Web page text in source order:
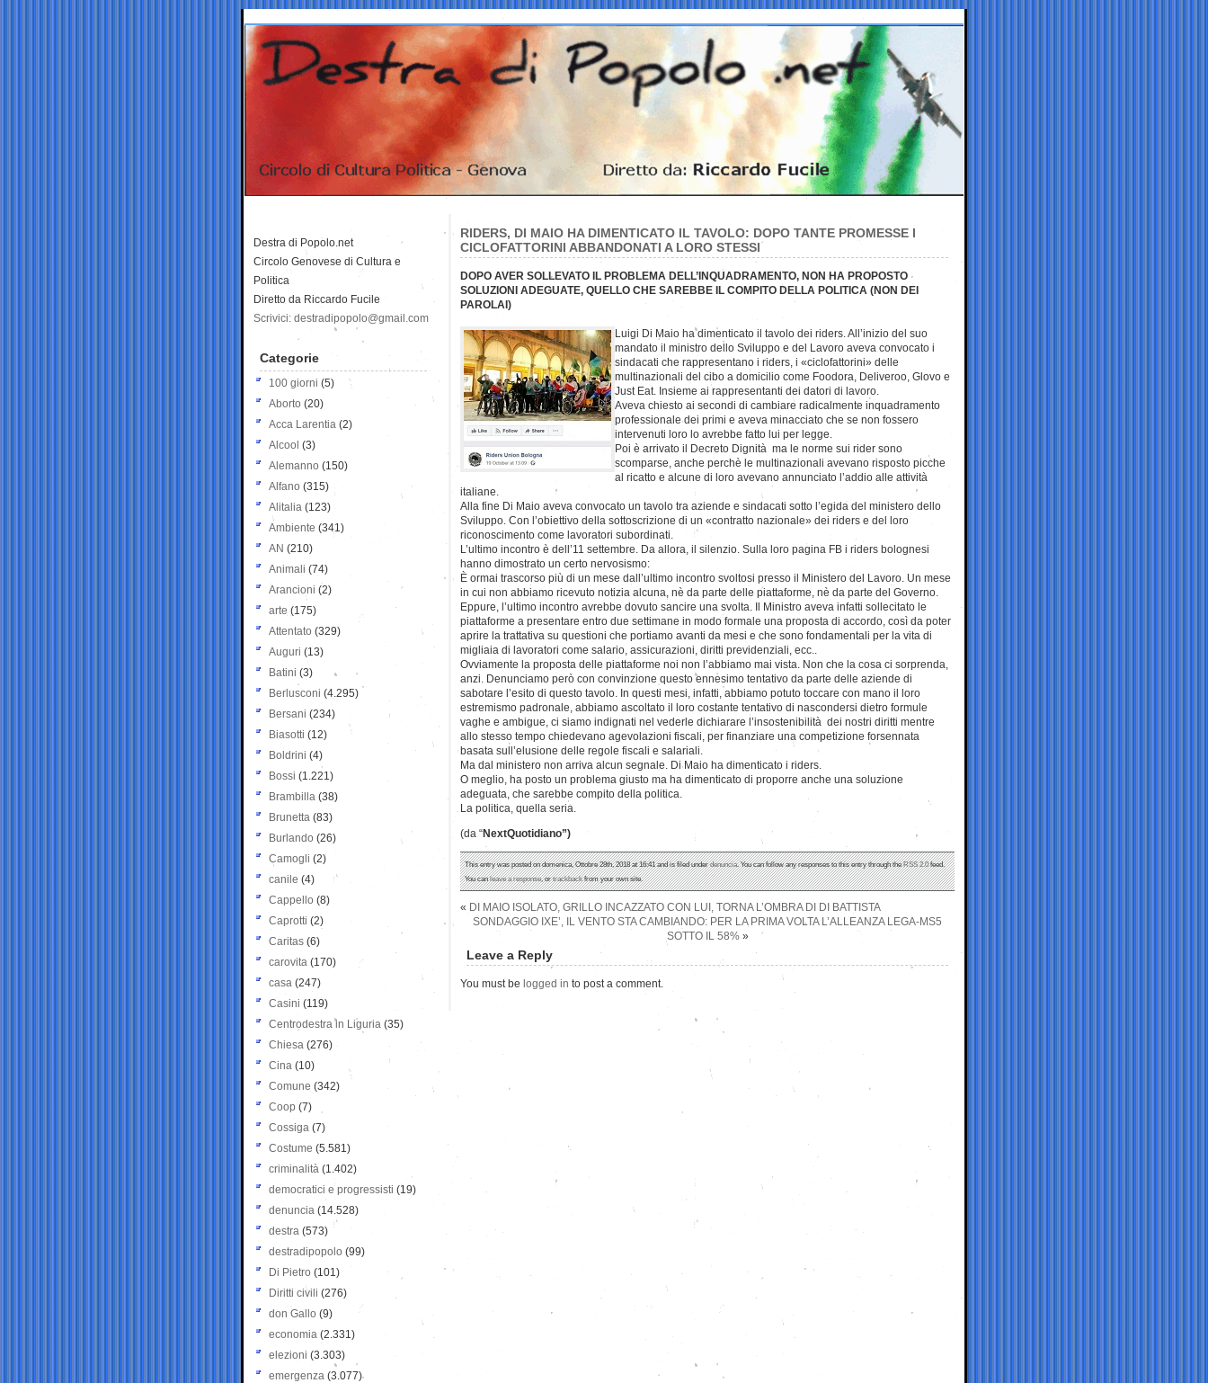
RIDERS, DI MAIO HA DIMENTICATO IL TAVOLO: DOPO TANTE PROMESSE I
CICLOFATTORINI ABBANDONATI A LORO STESSI
DOPO AVER SOLLEVATO IL PROBLEMA DELL’INQUADRAMENTO, NON HA PROPOSTO
SOLUZIONI ADEGUATE, QUELLO CHE SAREBBE IL COMPITO DELLA POLITICA (NON DEI
PAROLAI)
Luigi Di Maio ha dimenticato il tavolo dei riders. All’inizio del suo
mandato il ministro dello Sviluppo e del Lavoro aveva convocato i
sindacati che rappresentano i riders, i «ciclofattorini» delle
multinazionali del cibo a domicilio come Foodora, Deliveroo, Glovo e
Just Eat. Insieme ai rappresentanti dei datori di lavoro.
Aveva chiesto ai secondi di cambiare radicalmente inquadramento
professionale dei primi e aveva minacciato che se non fossero
intervenuti loro lo avrebbe fatto lui per legge.
Poi è arrivato il Decreto Dignità ma le norme sui rider sono
scomparse, anche perchè le multinazionali avevano risposto picche
al ricatto e alcune di loro avevano annunciato l’addio alle attività
italiane.
Alla fine Di Maio aveva convocato un tavolo tra aziende e sindacati sotto l’egida del ministero dello
Sviluppo. Con l’obiettivo della sottoscrizione di un «contratto nazionale» dei riders e del loro
riconoscimento come lavoratori subordinati.
L’ultimo incontro è dell’11 settembre. Da allora, il silenzio. Sulla loro pagina FB i riders bolognesi
hanno dimostrato un certo nervosismo:
È ormai trascorso più di un mese dall’ultimo incontro svoltosi presso il Ministero del Lavoro. Un mese
in cui non abbiamo ricevuto notizia alcuna, nè da parte delle piattaforme, nè da parte del Governo.
Eppure, l’ultimo incontro avrebbe dovuto sancire una svolta. Il Ministro aveva infatti sollecitato le
piattaforme a presentare entro due settimane in modo formale una proposta di accordo, così da poter
aprire la trattativa su questioni che portiamo avanti da mesi e che sono fondamentali per la vita di
migliaia di lavoratori come salario, assicurazioni, diritti previdenziali, ecc..
Ovviamente la proposta delle piattaforme noi non l’abbiamo mai vista. Non che la cosa ci sorprenda,
anzi. Denunciamo però con convinzione questo ennesimo tentativo da parte delle aziende di
sabotare l’esito di questo tavolo. In questi mesi, infatti, abbiamo potuto toccare con mano il loro
estremismo padronale, abbiamo ascoltato il loro costante tentativo di nascondersi dietro formule
vaghe e ambigue, ci siamo indignati nel vederle dichiarare l’insostenibilità dei nostri diritti mentre
allo stesso tempo chiedevano agevolazioni fiscali, per finanziare una competizione forsennata
basata sull’elusione delle regole fiscali e salariali.
Ma dal ministero non arriva alcun segnale. Di Maio ha dimenticato i riders.
O meglio, ha posto un problema giusto ma ha dimenticato di proporre anche una soluzione
adeguata, che sarebbe compito della politica.
La politica, quella seria.
(da “NextQuotidiano”)
This entry was posted on domenica, Ottobre 28th, 2018 at 16:41 and is filed underdenuncia. You can follow any responses to this entry through theRSS 2.0feed.
You canleave a response, ortrackbackfrom your own site.
« DI MAIO ISOLATO, GRILLO INCAZZATO CON LUI, TORNA L’OMBRA DI DI BATTISTA
SONDAGGIO IXE’, IL VENTO STA CAMBIANDO: PER LA PRIMA VOLTA L’ALLEANZA LEGA-MS5
SOTTO IL 58%»
Leave a Reply
You must be logged in to post a comment.
Destra di Popolo.net
Circolo Genovese di Cultura e
Politica
Diretto da Riccardo Fucile
Scrivici: destradipopolo@gmail.com
Categorie
100 giorni (5)
Aborto (20)
Acca Larentia (2)
Alcool (3)
Alemanno (150)
Alfano (315)
Alitalia (123)
Ambiente (341)
AN (210)
Animali (74)
Arancioni (2)
arte (175)
Attentato (329)
Auguri (13)
Batini (3)
Berlusconi (4.295)
Bersani (234)
Biasotti (12)
Boldrini (4)
Bossi (1.221)
Brambilla (38)
Brunetta (83)
Burlando (26)
Camogli (2)
canile (4)
Cappello (8)
Caprotti (2)
Caritas (6)
carovita (170)
casa (247)
Casini (119)
Centrodestra in Liguria (35)
Chiesa (276)
Cina (10)
Comune (342)
Coop (7)
Cossiga (7)
Costume (5.581)
criminalità (1.402)
democratici e progressisti (19)
denuncia (14.528)
destra (573)
destradipopolo (99)
Di Pietro (101)
Diritti civili (276)
don Gallo (9)
economia (2.331)
elezioni (3.303)
emergenza (3.077)